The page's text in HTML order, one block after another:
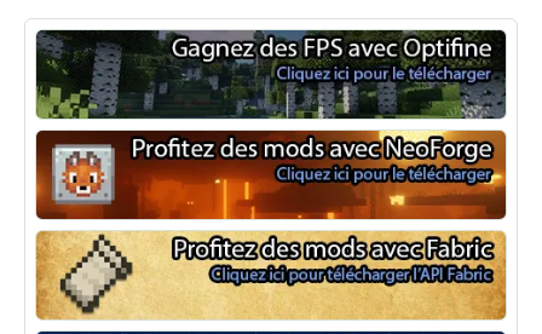
Optifine
NeoForge
Minecraft Fabric